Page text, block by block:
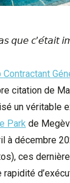
𝘲𝘶𝘦 𝘤’𝘦́𝘵𝘢𝘪𝘵
Contractant
citation de
un véritable
Park de
à décembre
ces
rapidité